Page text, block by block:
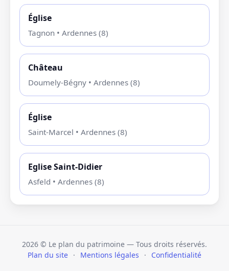
Église
Tagnon • Ardennes (8)
Château
Doumely-Bégny • Ardennes (8)
Église
Saint-Marcel • Ardennes (8)
Eglise Saint-Didier
Asfeld • Ardennes (8)
2026 © Le plan du patrimoine — Tous droits réservés.
Plan du site · Mentions légales · Confidentialité